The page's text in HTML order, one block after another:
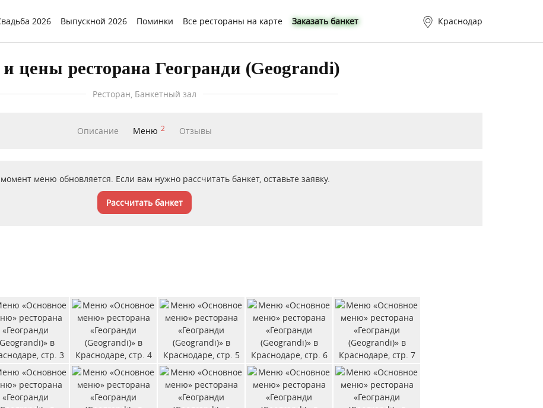
2026 Выпускной 2026 Поминки Все рестораны на карте Заказать банкет Краснодар
цены ресторана Геогранди (Geograndi)
Ресторан, Банкетный зал
Описание Меню 2 Отзывы
меню обновляется. Если вам нужно рассчитать банкет, оставьте заявку.
Рассчитать банкет